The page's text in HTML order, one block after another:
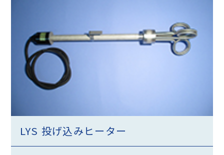
LYS 投げ込みヒーター